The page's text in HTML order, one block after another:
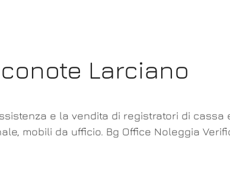
Larciano
e la vendita di registratori di
mobili da ufficio. Bg Office Noleggia